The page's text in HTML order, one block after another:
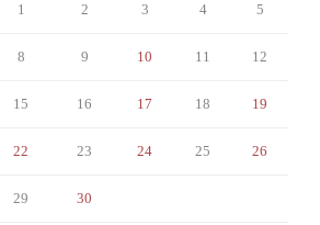
1 2 3 4 5
8 9 10 11 12
15 16 17 18 19
22 23 24 25 26
29 30